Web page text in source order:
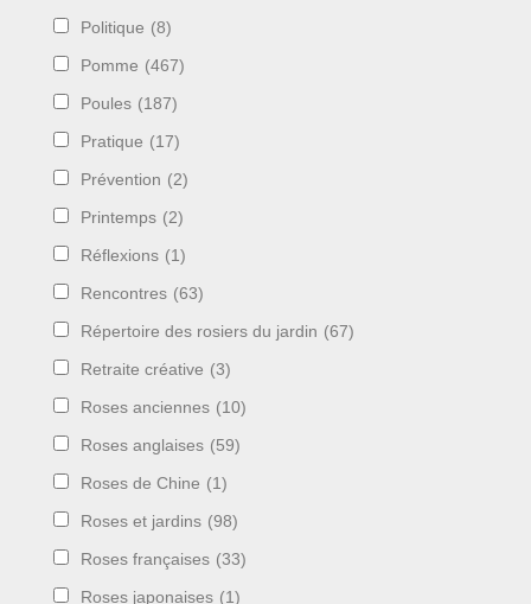
Politique (8)
Pomme (467)
Poules (187)
Pratique (17)
Prévention (2)
Printemps (2)
Réflexions (1)
Rencontres (63)
Répertoire des rosiers du jardin (67)
Retraite créative (3)
Roses anciennes (10)
Roses anglaises (59)
Roses de Chine (1)
Roses et jardins (98)
Roses françaises (33)
Roses japonaises (1)